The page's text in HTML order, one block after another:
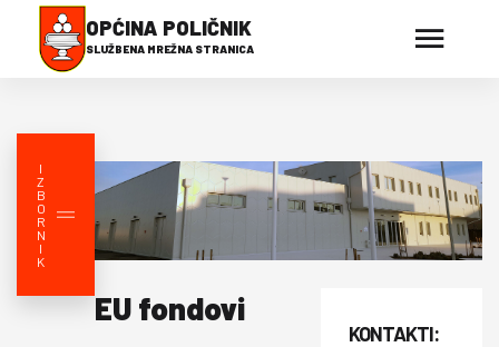
OPĆINA POLIČNIK
SLUŽBENA MREŽNA STRANICA
I
Z
B
O
R
N
I
K
EU fondovi
KONTAKTI: